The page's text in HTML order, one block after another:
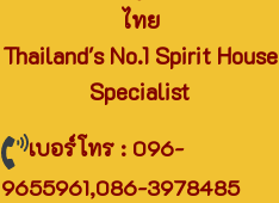
ไทย
Thailand's No.1 Spirit House
Specialist
เบอร์โทร : 096-
9655961,086-3978485